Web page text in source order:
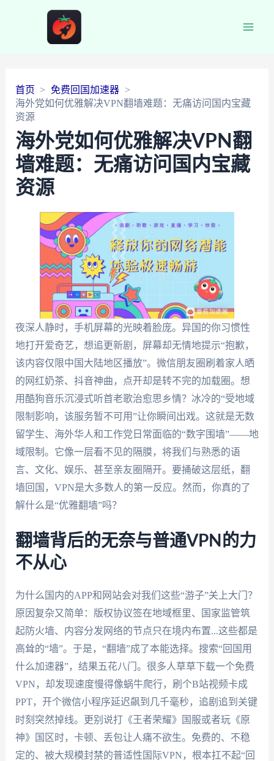
首页
免费回国加速器
海外党如何优雅解决VPN翻墙难题：无痛访问国内宝藏
资源
海外党如何优雅解决VPN翻
墙难题：无痛访问国内宝藏
资源
夜深人静时，手机屏幕的光映着脸庞。异国的你习惯性
地打开爱奇艺，想追更新剧，屏幕却无情地提示“抱歉，
该内容仅限中国大陆地区播放”。微信朋友圈刷着家人晒
的网红奶茶、抖音神曲，点开却是转不完的加载圈。想
用酷狗音乐沉浸式听首老歌治愈思乡情？冰冷的“受地域
限制影响，该服务暂不可用”让你瞬间出戏。这就是无数
留学生、海外华人和工作党日常面临的“数字围墙”——地
域限制。它像一层看不见的隔膜，将我们与熟悉的语
言、文化、娱乐、甚至亲友圈隔开。要捅破这层纸，翻
墙回国，VPN是大多数人的第一反应。然而，你真的了
解什么是“优雅翻墙”吗？
翻墙背后的无奈与普通VPN的力
不从心
为什么国内的APP和网站会对我们这些“游子”关上大门？
原因复杂又简单：版权协议签在地域框里、国家监管筑
起防火墙、内容分发网络的节点只在境内布置...这些都是
高耸的“墙”。于是，“翻墙”成了本能选择。搜索“回国用
什么加速器”，结果五花八门。很多人草草下载一个免费
VPN，却发现速度慢得像蜗牛爬行，刷个B站视频卡成
PPT，开个微信小程序延迟飙到几千毫秒，追剧追到关键
时刻突然掉线。更别说打《王者荣耀》国服或者玩《原
神》国区时，卡顿、丢包让人痛不欲生。免费的、不稳
定的、被大规模封禁的普适性国际VPN，根本扛不起“回